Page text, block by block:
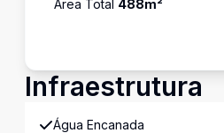
Área Total 488m²
Infraestrutura
Água Encanada